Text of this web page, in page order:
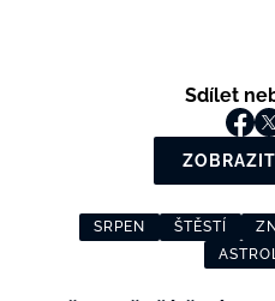
Sdílet
SRPEN ŠTĚSTÍ